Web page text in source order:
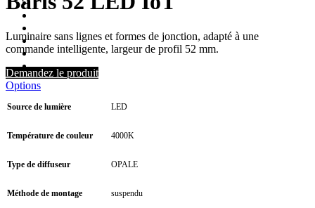
Luminaire sans lignes et formes de jonction, adapté à une
commande intelligente, largeur de profil 52 mm.
Demandez le produit
Options
Source de lumière LED
Température de couleur 4000K
Type de diffuseur OPALE
Méthode de montage suspendu